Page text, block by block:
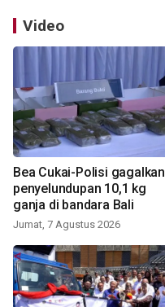
Video
Bea Cukai-Polisi gagalkan
penyelundupan 10,1 kg
ganja di bandara Bali
Jumat, 7 Agustus 2026